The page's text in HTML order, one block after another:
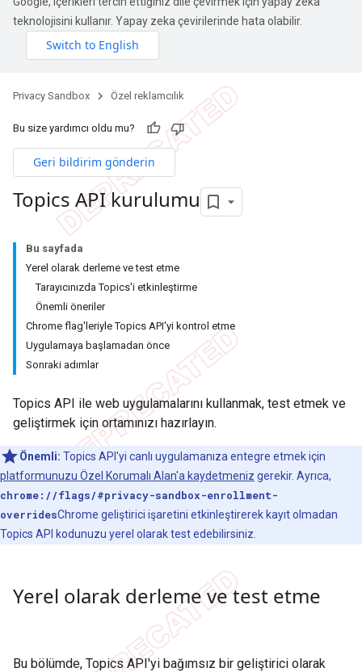
teknolojisini kullanır. Yapay zeka çevirilerinde hata olabilir.
Privacy Sandbox Özel reklamcılık
Bu size yardımcı oldu mu?
Geri bildirim gönderin
Topics API kurulumu
Bu sayfada
Yerel olarak derleme ve test etme
Tarayıcınızda Topics'i etkinleştirme
Önemli öneriler
Chrome flag'leriyle Topics API'yi kontrol etme
Uygulamaya başlamadan önce
Sonraki adımlar
Topics API ile web uygulamalarını kullanmak, test etmek ve
geliştirmek için ortamınızı hazırlayın.
Önemli: Topics API'yi canlı uygulamanıza entegre etmek için
platformunuzu Özel Korumalı Alan'a kaydetmeniz gerekir. Ayrıca,
chrome://flags/#privacy-sandbox-enrollment-
overridesChrome geliştirici işaretini etkinleştirerek kayıt olmadan
Topics API kodunuzu yerel olarak test edebilirsiniz.
Yerel olarak derleme ve test etme
Bu bölümde, Topics API'yi bağımsız bir geliştirici olarak